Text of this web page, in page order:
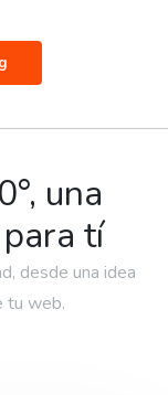
una
tí
desde una idea
tu web.